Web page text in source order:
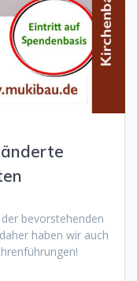
bevorstehenden
haben wir auch